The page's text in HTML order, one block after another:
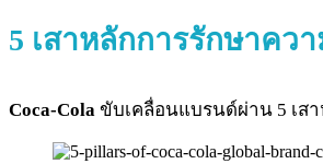
5 เสาหลักการรักษาคว
Coca-Cola ขับเคลื่อนแบรนด์ผ่าน 5 เส